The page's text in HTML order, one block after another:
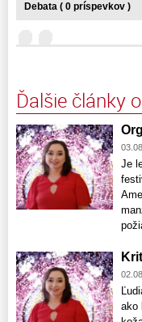
Debata ( 0 príspevkov )
Ďalšie články
Je
ako